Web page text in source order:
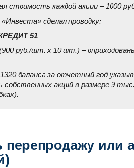
стоимость каждой акции – 1000
сделал проводку:
51
(900 руб./шт. x 10 шт.) –
баланса за отчетный год
собственных акций в размере 9 тыс.
перепродажу или